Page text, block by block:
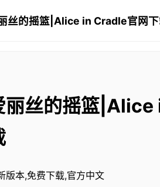
丝的摇篮|Alice in Cradle官网
丽丝的摇篮
版本,免费下载,官方中文